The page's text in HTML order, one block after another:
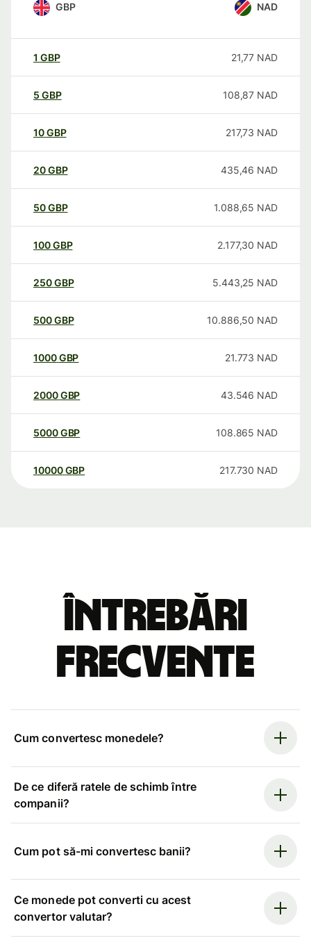
GBP NAD
1 GBP 21,77 NAD
5 GBP 108,87 NAD
10GBP 217,73 NAD
20GBP 435,46 NAD
50GBP 1.088,65 NAD
100GBP 2.177,30 NAD
250GBP 5.443,25 NAD
500GBP 10.886,50 NAD
1000GBP 21.773 NAD
2000GBP 43.546 NAD
5000GBP 108.865 NAD
10000 GBP 217.730 NAD
Întrebări
frecvente
Cum convertesc monedele?
De ce diferă ratele de schimb între
companii?
Cum pot să-mi convertesc banii?
Ce monede pot converti cu acest
convertor valutar?